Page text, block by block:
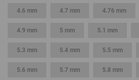
4.6 mm 4.7 mm 4.76 mm
4.9 mm 5 mm 5.1 mm
5.3 mm 5.4 mm 5.5 mm
5.6 mm 5.7 mm 5.8 mm